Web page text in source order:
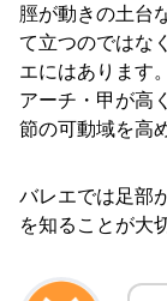
脛が動きの土台
て立つのではな
エにはあります。
アーチ・甲が高
節の可動域を高
バレエでは足部
を知ることが大